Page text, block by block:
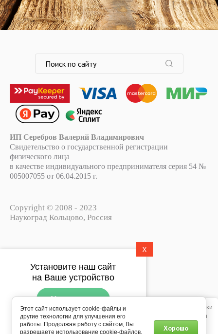
ИП Серебров Валерий Владимирович
Свидетельство о государственной регистрации
физического лица
в качестве индивидуального предпринимателя серия 54 №
005007055 от 06.04.2015 г.
Copyright © 2008 - 2023
Наукоград Кольцово, Россия
Пользовательское соглашение
Этот сайт использует файлы cookie, метаданные и сервис веб-аналитики
Яндекс.Метрика. Продолжая просматривать его, вы соглашаетесь на
использование нами файлов cookie, метаданных и сервиса веб-
X
Установите наш сайт
на Ваше устройство
Установить
Подпишитесь на рассылку
push-уведомлений
Этот сайт использует cookie-файлы и
другие технологии для улучшения его
работы. Продолжая работу с сайтом, Вы
разрешаете использование cookie-файлов.
Хорошо